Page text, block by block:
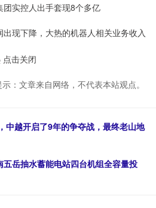
团实控人出手套现8个多亿
现下降，大热的机器人相关业务收入
击关闭
：文章来自网络，不代表本站观点。
中越开启了9年的争夺战，最终老山地
五岳抽水蓄能电站四台机组全容量投